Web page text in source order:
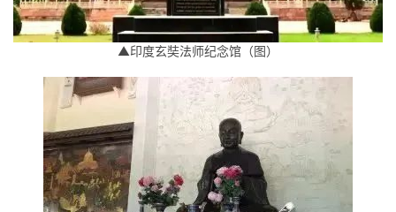
▲印度玄奘法师纪念馆（图）